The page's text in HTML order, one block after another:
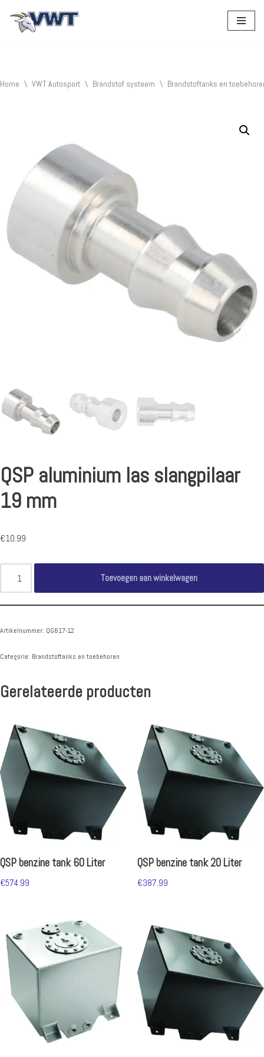
Home \ VWT Autosport \ Brandstof systeem \ Brandstoftanks en
QSP aluminium las slangpilaar
19 mm
€10.99
Toevoegen aan winkelwagen
Artikelnummer: QG617-12
Categorie: Brandstoftanks en toebehoren
Gerelateerde producten
QSP benzine tank 60 Liter
€574.99
QSP benzine tank 20 Liter
€387.99